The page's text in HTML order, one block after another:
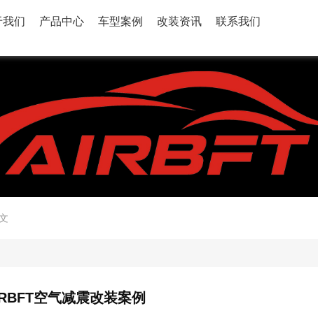
我们 产品中心 车型案例 改装资讯 联系我们
空气减震改装案例